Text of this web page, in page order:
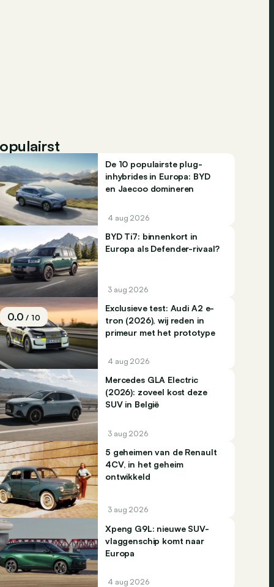
De 10 populairste plug-
inhybrides in Europa: BYD
en Jaecoo domineren
4 aug 2026
BYD Ti7: binnenkort in
Europa als Defender-rivaal?
3 aug 2026
0.0/ 10
Exclusieve test: Audi A2 e-
tron (2026), wij reden in
primeur met het prototype
4 aug 2026
Mercedes GLA Electric
(2026): zoveel kost deze
SUV in België
3 aug 2026
5 geheimen van de Renault
4CV, in het geheim
ontwikkeld
3 aug 2026
Xpeng G9L: nieuwe SUV-
vlaggenschip komt naar
Europa
4 aug 2026